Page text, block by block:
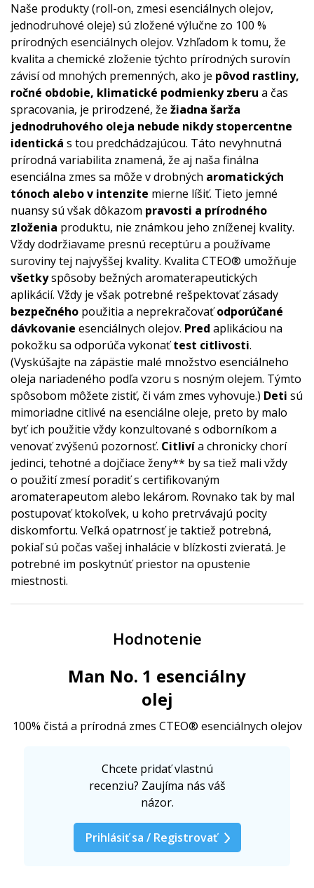
Naše produkty (roll-on, zmesi esenciálnych olejov,
jednodruhové oleje) sú zložené výlučne zo 100 %
prírodných esenciálnych olejov. Vzhľadom k tomu, že
kvalita a chemické zloženie týchto prírodných surovín
závisí od mnohých premenných, ako je pôvod rastliny,
ročné obdobie, klimatické podmienky zberu a čas
spracovania, je prirodzené, že žiadna šarža
jednodruhového oleja nebude nikdy stopercentne
identická s tou predchádzajúcou. Táto nevyhnutná
prírodná variabilita znamená, že aj naša finálna
esenciálna zmes sa môže v drobných aromatických
tónoch alebo v intenzite mierne líšiť. Tieto jemné
nuansy sú však dôkazom pravosti a prírodného
zloženia produktu, nie známkou jeho zníženej kvality.
Vždy dodržiavame presnú receptúru a používame
suroviny tej najvyššej kvality. Kvalita CTEO® umožňuje
všetkyspôsoby bežných aromaterapeutických
aplikácií. Vždy je však potrebné rešpektovať zásady
bezpečného použitia a neprekračovaťodporúčané
dávkovanie esenciálnych olejov. Pred aplikáciou na
pokožku sa odporúča vykonaťtest citlivosti.
(Vyskúšajte na zápästie malé množstvo esenciálneho
oleja nariadeného podľa vzoru s nosným olejem. Týmto
spôsobom môžete zistiť, či vám zmes vyhovuje.) Deti sú
mimoriadne citlivé na esenciálne oleje, preto by malo
byť ich použitie vždy konzultované s odborníkom a
venovať zvýšenú pozornosť. Citlivía chronicky chorí
jedinci, tehotné a dojčiace ženy** by sa tiež mali vždy
o použití zmesí poradiť s certifikovaným
aromaterapeutom alebo lekárom. Rovnako tak by mal
postupovať ktokoľvek, u koho pretrvávajú pocity
diskomfortu. Veľká opatrnosť je taktiež potrebná,
pokiaľ sú počas vašej inhalácie v blízkosti zvieratá. Je
potrebné im poskytnúť priestor na opustenie
miestnosti.
Hodnotenie
Man No. 1 esenciálny
olej
100% čistá a prírodná zmes CTEO® esenciálnych olejov
Chcete pridať vlastnú
recenziu? Zaujíma nás váš
názor.
Prihlásiť sa / Registrovať